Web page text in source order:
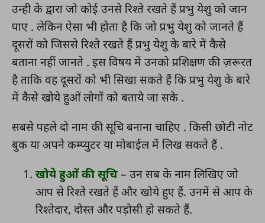
उन्ही के द्वारा जो कोई उनसे रिश्ते रखते हैं प्रभु येशु को जान
पाए . लेकिन ऐसा भी होता है कि जो प्रभु येशु को जानते हैं
दूसरों को जिससे रिश्ते रखते हैं प्रभु येशु के बारे में कैसे
बताना नहीं जानते . इस विषय में उनको प्रशिक्षण की ज़रूरत
है ताकि वह दूसरों को भी सिखा सकते हैं कि प्रभु येशु के बारे
में कैसे खोये हुओं लोगों को बताये जा सके .
सबसे पहले दो नाम की सूचि बनाना चाहिए . किसी छोटी नोट
बुक या अपने कम्प्युटर या मोबाईल में लिख सकते हैं .
खोये हुओं की सूचि– उन सब के नाम लिखिए जो
आप से रिश्ते रखते हैं और खोये हुए हैं. उनमें से आप के
रिश्तेदार, दोस्त और पड़ोसी हो सकते हैं.